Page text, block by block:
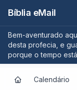
Bíblia eMail
Bem-aventurado
desta profecia, e
porque o tempo
Calendário